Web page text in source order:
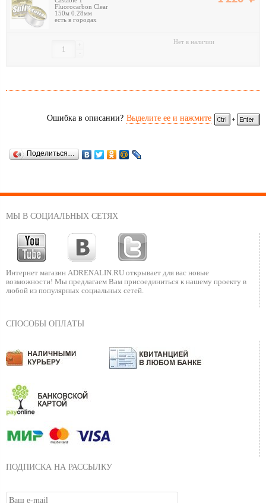
Fluorocarbon Clear
150м 0.28мм
есть в городах
-
+ Нет в наличии
Ошибка в описании? Выделите ее и нажмите
Поделиться…
МЫ В СОЦИАЛЬНЫХ СЕТЯХ
Интернет магазин ADRENALIN.RU открывает для вас новые
возможности! Мы предлагаем Вам присоединиться к нашему проекту в
любой из популярных социальных сетей.
СПОСОБЫ ОПЛАТЫ
ПОДПИСКА НА РАССЫЛКУ